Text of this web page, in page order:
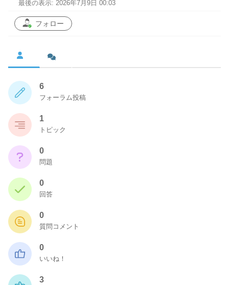
最後の表示: 2026年7月9日 00:03
フォロー
6
フォーラム投稿
1
トピック
0
問題
0
回答
0
質問コメント
0
いいね！
3